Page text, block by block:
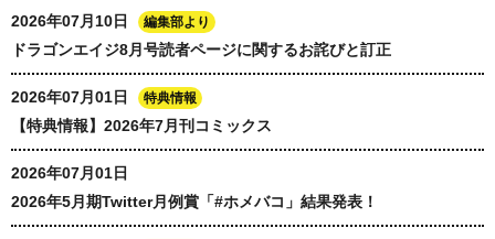
2026年07月10日 編集部より
ドラゴンエイジ8月号読者ページに関するお詫びと訂正
2026年07月01日 特典情報
【特典情報】2026年7月刊コミックス
2026年07月01日
2026年5月期Twitter月例賞「#ホメバコ」結果発表！